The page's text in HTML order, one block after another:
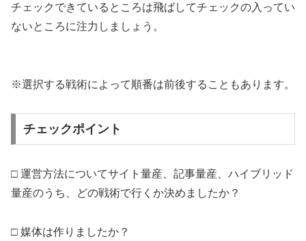
チェックできているところは飛ばしてチェックの入ってい
ないところに注力しましょう。
※選択する戦術によって順番は前後することもあります。
チェックポイント
□ 運営方法についてサイト量産、記事量産、ハイブリッド
量産のうち、どの戦術で行くか決めましたか？
□ 媒体は作りましたか？